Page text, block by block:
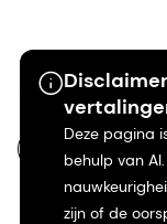
Deze pagina
behulp van
zijn of de